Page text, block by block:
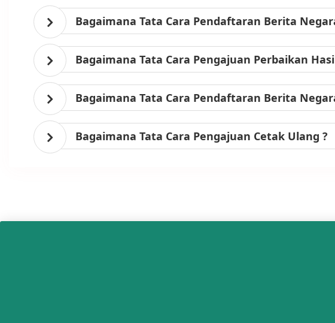
Bagaimana Tata Cara Pendaftaran Berita
Bagaimana Tata Cara Pengajuan Perbaikan
Bagaimana Tata Cara Pendaftaran Berita
Bagaimana Tata Cara Pengajuan Cetak Ulang ?